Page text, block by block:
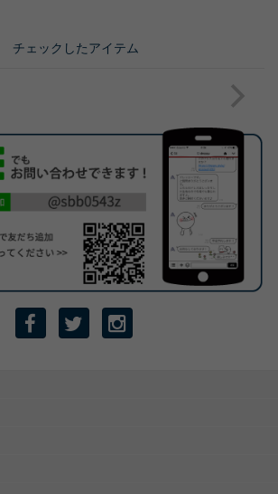
チェックしたアイテム